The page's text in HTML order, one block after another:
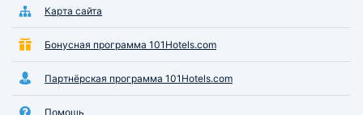
Карта сайта
Бонусная программа 101Hotels.com
Партнёрская программа 101Hotels.com
Помощь